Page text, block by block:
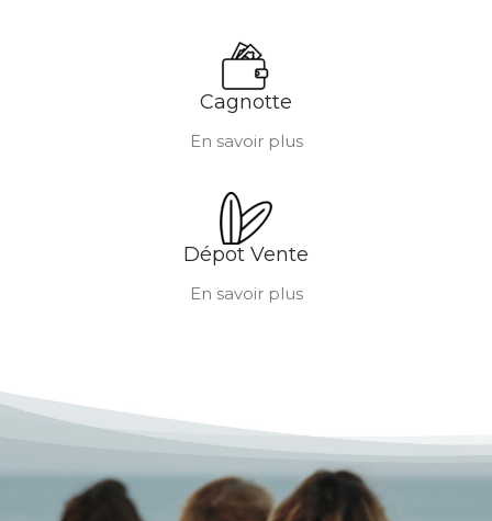
Cagnotte
En savoir plus
Dépot Vente
En savoir plus